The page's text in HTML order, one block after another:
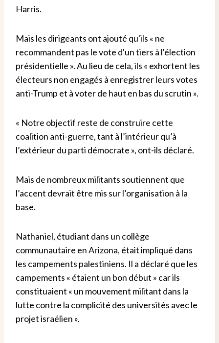
Harris.
Mais les dirigeants ont ajouté qu'ils « ne
recommandent pas le vote d'un tiers à l'élection
présidentielle ». Au lieu de cela, ils « exhortent les
électeurs non engagés à enregistrer leurs votes
anti-Trump et à voter de haut en bas du scrutin ».
« Notre objectif reste de construire cette
coalition anti-guerre, tant à l’intérieur qu’à
l’extérieur du parti démocrate », ont-ils déclaré.
Mais de nombreux militants soutiennent que
l’accent devrait être mis sur l’organisation à la
base.
Nathaniel, étudiant dans un collège
communautaire en Arizona, était impliqué dans
les campements palestiniens. Il a déclaré que les
campements « étaient un bon début » car ils
constituaient « un mouvement militant dans la
lutte contre la complicité des universités avec le
projet israélien ».